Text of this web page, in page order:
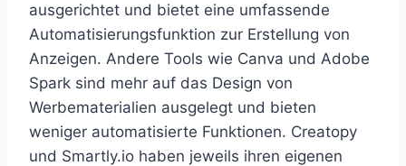
ausgerichtet und bietet eine umfassende
Automatisierungsfunktion zur Erstellung von
Anzeigen. Andere Tools wie Canva und Adobe
Spark sind mehr auf das Design von
Werbematerialien ausgelegt und bieten
weniger automatisierte Funktionen. Creatopy
und Smartly.io haben jeweils ihren eigenen